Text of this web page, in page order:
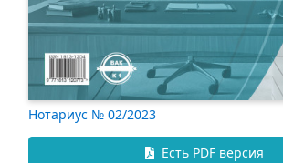
Нотариус № 02/2023
Есть PDF версия